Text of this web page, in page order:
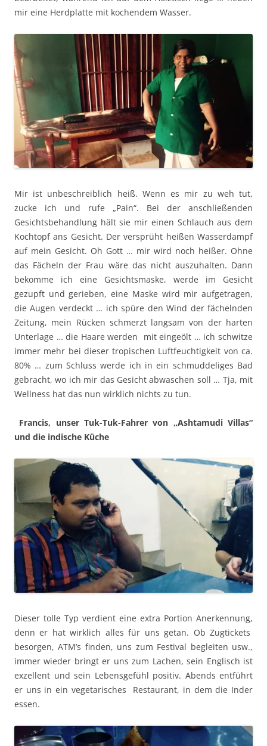
mir eine Herdplatte mit kochendem Wasser.
Mir ist unbeschreiblich heiß. Wenn es mir zu weh tut,
zucke ich und rufe „Pain“. Bei der anschließenden
Gesichtsbehandlung hält sie mir einen Schlauch aus dem
Kochtopf ans Gesicht. Der versprüht heißen Wasserdampf
auf mein Gesicht. Oh Gott … mir wird noch heißer. Ohne
das Fächeln der Frau wäre das nicht auszuhalten. Dann
bekomme ich eine Gesichtsmaske, werde im Gesicht
gezupft und gerieben, eine Maske wird mir aufgetragen,
die Augen verdeckt … ich spüre den Wind der fächelnden
Zeitung, mein Rücken schmerzt langsam von der harten
Unterlage … die Haare werden mit eingeölt … ich schwitze
immer mehr bei dieser tropischen Luftfeuchtigkeit von ca.
80% … zum Schluss werde ich in ein schmuddeliges Bad
gebracht, wo ich mir das Gesicht abwaschen soll … Tja, mit
Wellness hat das nun wirklich nichts zu tun.
Francis, unser Tuk-Tuk-Fahrer von „Ashtamudi Villas“
und die indische Küche
Dieser tolle Typ verdient eine extra Portion Anerkennung,
denn er hat wirklich alles für uns getan. Ob Zugtickets
besorgen, ATM’s finden, uns zum Festival begleiten usw.,
immer wieder bringt er uns zum Lachen, sein Englisch ist
exzellent und sein Lebensgefühl positiv. Abends entführt
er uns in ein vegetarisches Restaurant, in dem die Inder
essen.